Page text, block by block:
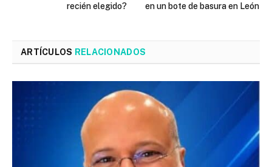
recién elegido?
en un bote de basura en León
ARTÍCULOS RELACIONADOS